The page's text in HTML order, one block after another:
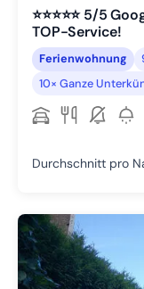
⭐️⭐️⭐️⭐️⭐️ 5/5
TOP-Service!
Ferienwohnung
10× Ganze
Durchschnitt pro